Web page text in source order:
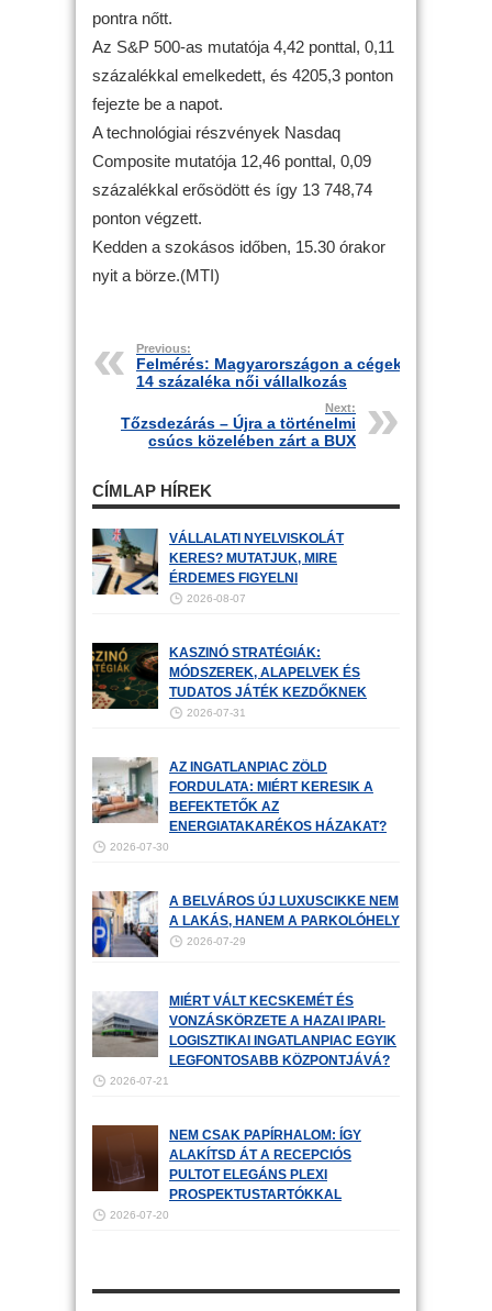
pontra nőtt.
Az S&P 500-as mutatója 4,42 ponttal, 0,11
százalékkal emelkedett, és 4205,3 ponton
fejezte be a napot.
A technológiai részvények Nasdaq
Composite mutatója 12,46 ponttal, 0,09
százalékkal erősödött és így 13 748,74
ponton végzett.
Kedden a szokásos időben, 15.30 órakor
nyit a börze.(MTI)
Previous:
Felmérés: Magyarországon a cégek
14 százaléka női vállalkozás
Next:
Tőzsdezárás – Újra a történelmi
csúcs közelében zárt a BUX
CÍMLAP HÍREK
VÁLLALATI NYELVISKOLÁT
KERES? MUTATJUK, MIRE
ÉRDEMES FIGYELNI
2026-08-07
KASZINÓ STRATÉGIÁK:
MÓDSZEREK, ALAPELVEK ÉS
TUDATOS JÁTÉK KEZDŐKNEK
2026-07-31
AZ INGATLANPIAC ZÖLD
FORDULATA: MIÉRT KERESIK A
BEFEKTETŐK AZ
ENERGIATAKARÉKOS HÁZAKAT?
2026-07-30
A BELVÁROS ÚJ LUXUSCIKKE NEM
A LAKÁS, HANEM A PARKOLÓHELY
2026-07-29
MIÉRT VÁLT KECSKEMÉT ÉS
VONZÁSKÖRZETE A HAZAI IPARI-
LOGISZTIKAI INGATLANPIAC EGYIK
LEGFONTOSABB KÖZPONTJÁVÁ?
2026-07-21
NEM CSAK PAPÍRHALOM: ÍGY
ALAKÍTSD ÁT A RECEPCIÓS
PULTOT ELEGÁNS PLEXI
PROSPEKTUSTARTÓKKAL
2026-07-20